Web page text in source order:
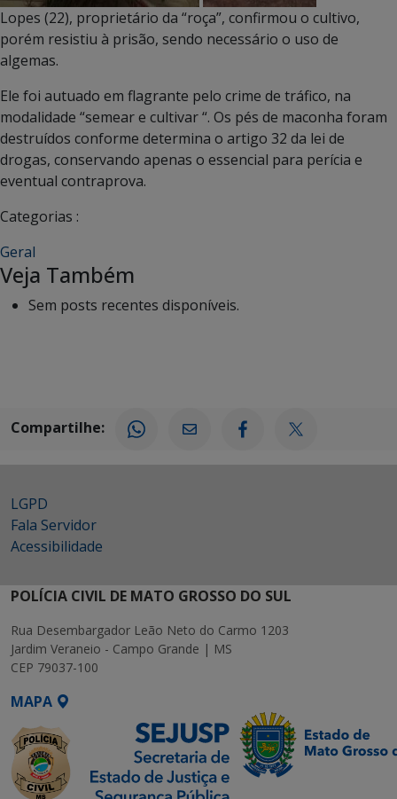
Lopes (22), proprietário da “roça”, confirmou o cultivo,
porém resistiu à prisão, sendo necessário o uso de
algemas.
Ele foi autuado em flagrante pelo crime de tráfico, na
modalidade “semear e cultivar “. Os pés de maconha foram
destruídos conforme determina o artigo 32 da lei de
drogas, conservando apenas o essencial para perícia e
eventual contraprova.
Categorias :
Geral
Veja Também
Sem posts recentes disponíveis.
Compartilhe:
LGPD
Fala Servidor
Acessibilidade
POLÍCIA CIVIL DE MATO GROSSO DO SUL
Rua Desembargador Leão Neto do Carmo 1203
Jardim Veraneio - Campo Grande | MS
CEP 79037-100
MAPA